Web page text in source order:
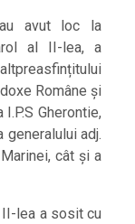
avut loc la
al II-lea, a
Române și
Gherontie,
adj.
cât și a
II-lea a sosit cu